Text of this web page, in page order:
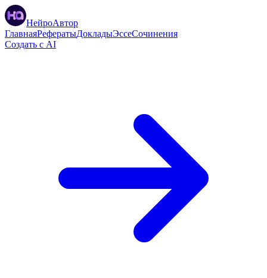
НейроАвтор
ГлавнаяРефератыДокладыЭссеСочинения
Создать с AI